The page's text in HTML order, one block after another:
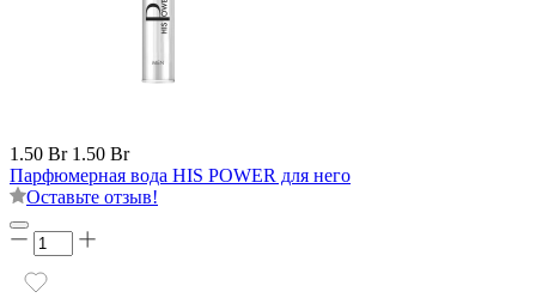
1.50 Br 1.50 Br
Парфюмерная вода HIS POWER для него
Оставьте отзыв!